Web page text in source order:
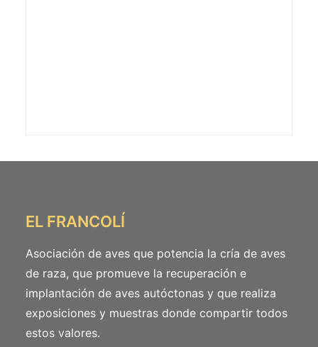
EL FRANCOLÍ
Asociación de aves que potencia la cría de aves
de raza, que promueve la recuperación e
implantación de aves autóctonas y que realiza
exposiciones y muestras donde compartir todos
estos valores.